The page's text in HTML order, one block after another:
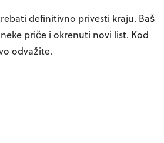
definitivno privesti kraju. Baš
priče i okrenuti novi list. Kod
odvažite.